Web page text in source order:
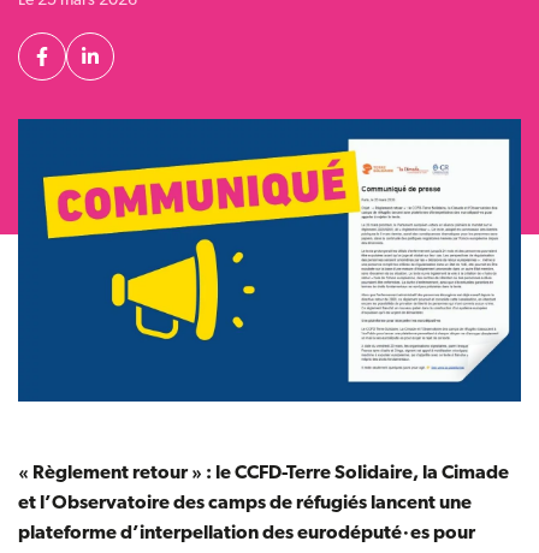
Partager
FacebookLinkedin
« Règlement retour » : le CCFD-Terre Solidaire, la Cimade
et l’Observatoire des camps de réfugiés lancent une
plateforme d’interpellation des eurodéputé·es pour